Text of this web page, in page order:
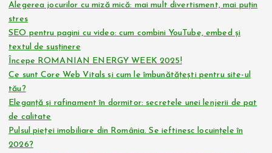
Alegerea jocurilor cu miză mică: mai mult divertisment, mai puțin
stres
SEO pentru pagini cu video: cum combini YouTube, embed și
textul de susținere
Începe ROMANIAN ENERGY WEEK 2025!
Ce sunt Core Web Vitals și cum le îmbunătățești pentru site-ul
tău?
Eleganță și rafinament în dormitor: secretele unei lenjerii de pat
de calitate
Pulsul pieței imobiliare din România. Se ieftinesc locuințele în
2026?